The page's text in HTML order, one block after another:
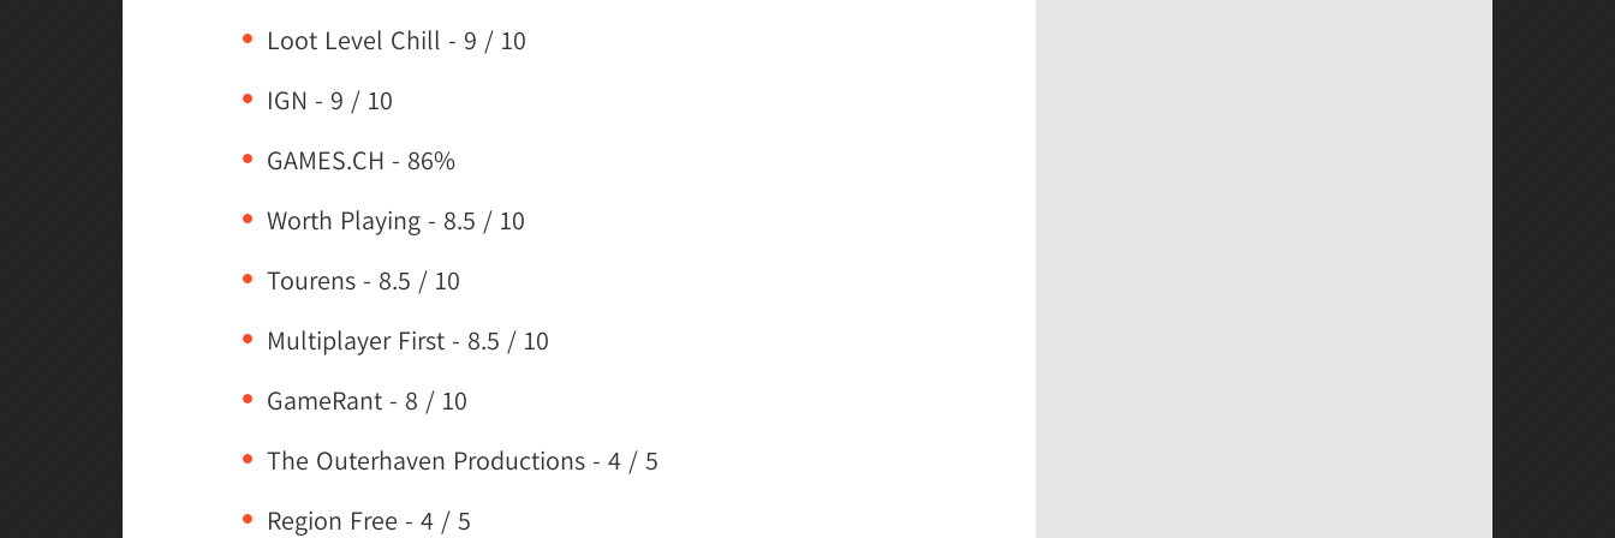
Loot Level Chill - 9 / 10
IGN - 9 / 10
GAMES.CH - 86%
Worth Playing - 8.5 / 10
Tourens - 8.5 / 10
Multiplayer First - 8.5 / 10
GameRant - 8 / 10
The Outerhaven Productions - 4 / 5
Region Free - 4 / 5